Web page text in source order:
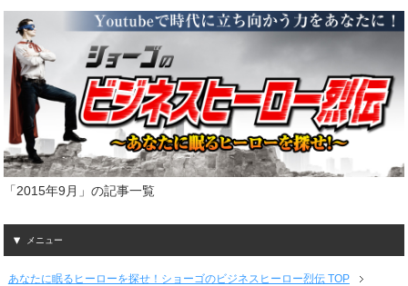
「2015年9月」の記事一覧
メニュー
あなたに眠るヒーローを探せ！ショーゴのビジネスヒーロー烈伝 TOP